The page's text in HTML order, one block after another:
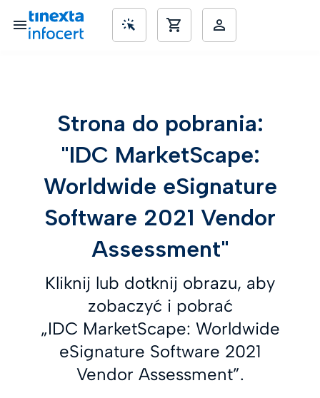
Strona do pobrania:
"IDC MarketScape:
Worldwide eSignature
Software 2021 Vendor
Assessment"
Kliknij lub dotknij obrazu, aby
zobaczyć i pobrać
„IDC MarketScape: Worldwide
eSignature Software 2021
Vendor Assessment”.